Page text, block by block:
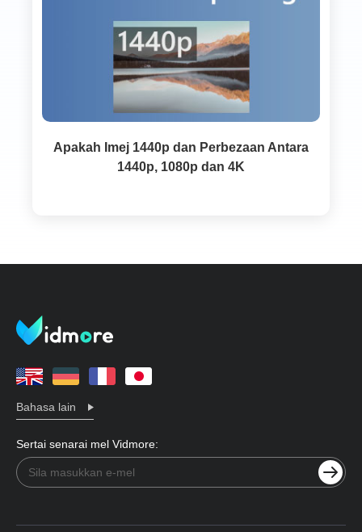
Apakah Imej 1440p dan Perbezaan Antara
1440p, 1080p dan 4K
Bahasa lain
Sertai senarai mel Vidmore: